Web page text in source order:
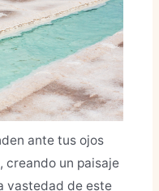
ante tus ojos
creando un paisaje
vastedad de este